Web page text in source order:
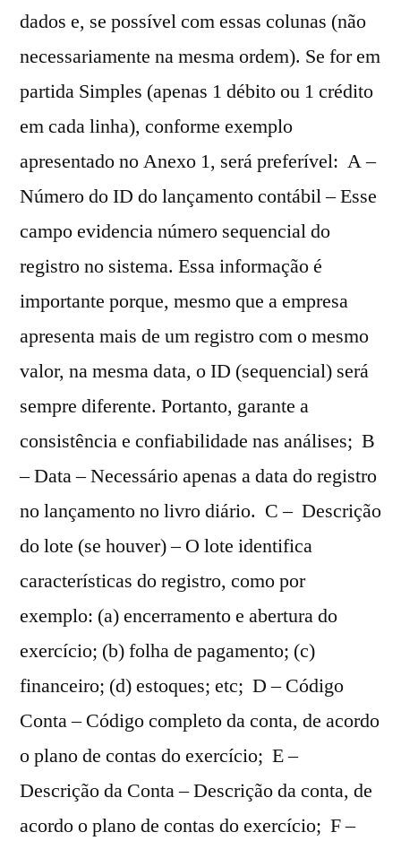
dados e, se possível com essas colunas (não
necessariamente na mesma ordem). Se for em
partida Simples (apenas 1 débito ou 1 crédito
em cada linha), conforme exemplo
apresentado no Anexo 1, será preferível: A –
Número do ID do lançamento contábil – Esse
campo evidencia número sequencial do
registro no sistema. Essa informação é
importante porque, mesmo que a empresa
apresenta mais de um registro com o mesmo
valor, na mesma data, o ID (sequencial) será
sempre diferente. Portanto, garante a
consistência e confiabilidade nas análises; B
– Data – Necessário apenas a data do registro
no lançamento no livro diário. C – Descrição
do lote (se houver) – O lote identifica
características do registro, como por
exemplo: (a) encerramento e abertura do
exercício; (b) folha de pagamento; (c)
financeiro; (d) estoques; etc; D – Código
Conta – Código completo da conta, de acordo
o plano de contas do exercício; E –
Descrição da Conta – Descrição da conta, de
acordo o plano de contas do exercício; F –